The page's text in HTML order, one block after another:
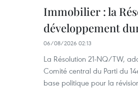
Immobilier : la
développement
06/08/2026 02:13
La Résolution 21-NQ/TW,
Comité central du Parti du
base politique pour la